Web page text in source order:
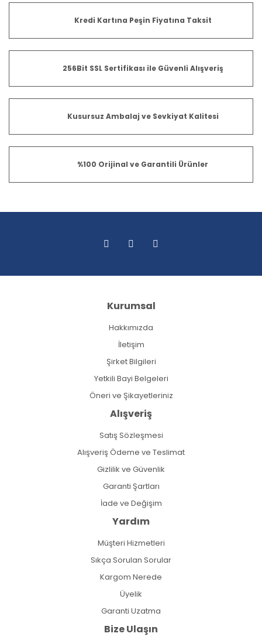
Kredi Kartına Peşin Fiyatına Taksit
256Bit SSL Sertifikası ile Güvenli Alışveriş
Kusursuz Ambalaj ve Sevkiyat Kalitesi
%100 Orijinal ve Garantili Ürünler
Kurumsal
Hakkımızda
İletişim
Şirket Bilgileri
Yetkili Bayi Belgeleri
Öneri ve Şikayetleriniz
Alışveriş
Satış Sözleşmesi
Alışveriş Ödeme ve Teslimat
Gizlilik ve Güvenlik
Garanti Şartları
İade ve Değişim
Yardım
Müşteri Hizmetleri
Sıkça Sorulan Sorular
Kargom Nerede
Üyelik
Garanti Uzatma
Bize Ulaşın